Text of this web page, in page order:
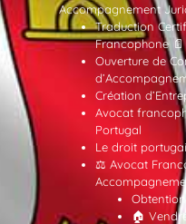
Accompagnement
Traduction
Francophone 📄
Ouverture de
Création
Avocat
Portugal
Le droit
⚖️ Avocat
🏠